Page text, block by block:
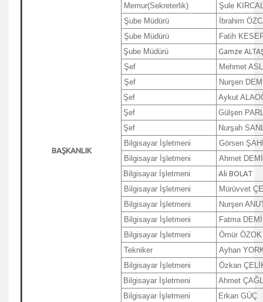
BAŞKANLIK
Memur(Sekreterlik)
Şule
Şube Müdürü
İbrahim
Şube Müdürü
Fatih
Şube Müdürü
Gamze
Şef
Mehmet
Şef
Nurşen
Şef
Aykut
Şef
Gülşen
Şef
Nurşah
Bilgisayar İşletmeni
Görsen
Bilgisayar İşletmeni
Ahmet
Bilgisayar İşletmeni
Ali BOLAT
Bilgisayar İşletmeni
Mürüvvet
Bilgisayar İşletmeni
Nurşen
Bilgisayar İşletmeni
Fatma
Bilgisayar İşletmeni
Ömür ÖZOK
Tekniker
Ayhan
Bilgisayar İşletmeni
Özkan
Bilgisayar İşletmeni
Ahmet
Bilgisayar İşletmeni
Erkan GÜÇ